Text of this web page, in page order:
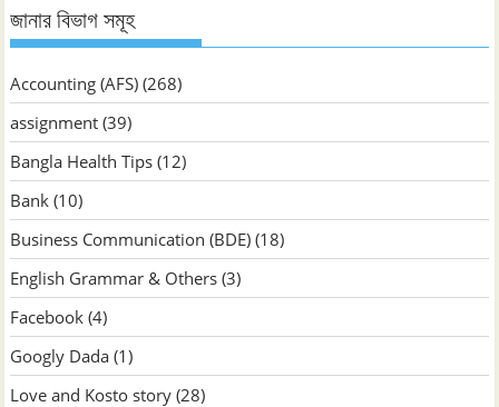
জানার বিভাগ সমূহ
Accounting (AFS) (268)
assignment (39)
Bangla Health Tips (12)
Bank (10)
Business Communication (BDE) (18)
English Grammar & Others (3)
Facebook (4)
Googly Dada (1)
Love and Kosto story (28)